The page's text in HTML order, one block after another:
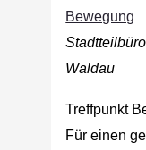
Bewegung
Waldau
Treffpunkt
Für einen